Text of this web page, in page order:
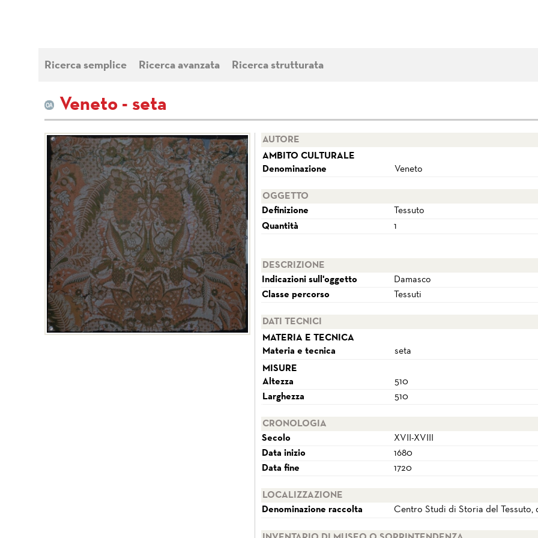
Ricerca semplice Ricerca avanzata Ricerca strutturata
Veneto - seta
AUTORE
AMBITO CULTURALE
Denominazione
Veneto
OGGETTO
Definizione
Tessuto
Quantità
1
DESCRIZIONE
Indicazioni sull'oggetto
Damasco
Classe percorso
Tessuti
DATI TECNICI
MATERIA E TECNICA
Materia e tecnica
seta
MISURE
Altezza
510
Larghezza
510
CRONOLOGIA
Secolo
XVII-XVIII
Data inizio
1680
Data fine
1720
LOCALIZZAZIONE
Denominazione raccolta
Centro Studi di Storia del Tessuto,